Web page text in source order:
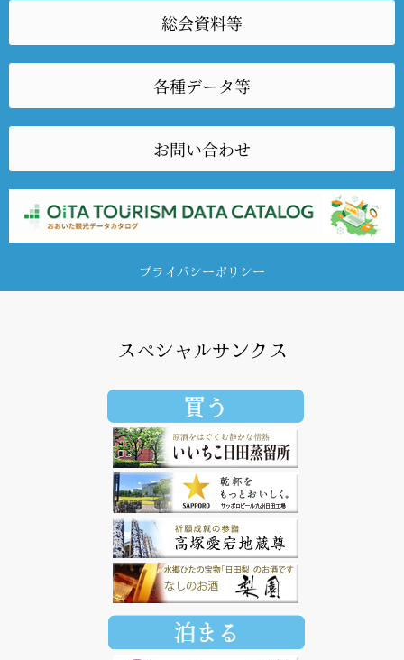
総会資料等
各種データ等
お問い合わせ
プライバシーポリシー
スペシャルサンクス